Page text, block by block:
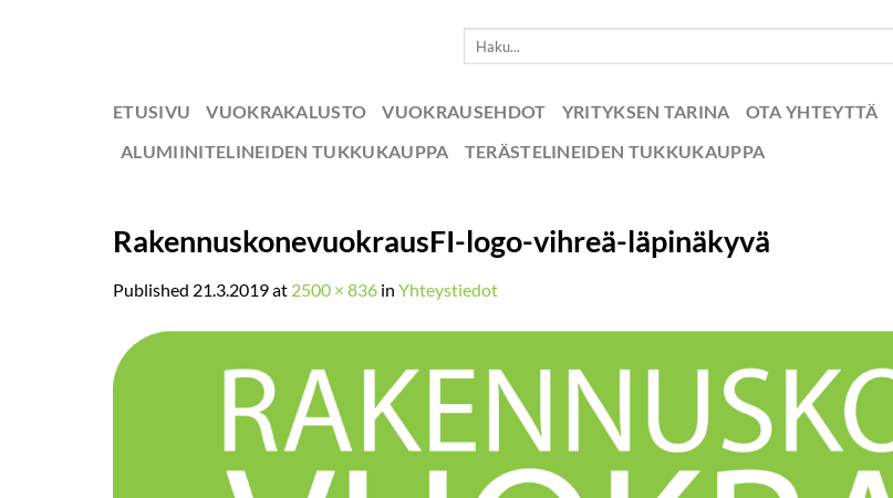
ETUSIVU VUOKRAKALUSTO VUOKRAUSEHDOT YRITYKSEN TARINA OTA YHTEYTTÄ
ALUMIINITELINEIDEN TUKKUKAUPPA
TERÄSTELINEIDEN TUKKUKAUPPA
RakennuskonevuokrausFI-logo-vihreä-läpinäkyvä
Published 21.3.2019at 2500 × 836 in Yhteystiedot